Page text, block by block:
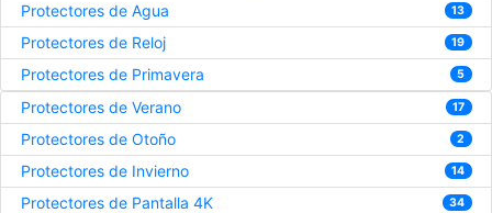
Protectores de Agua 13
Protectores de Reloj 19
Protectores de Primavera 5
Protectores de Verano 17
Protectores de Otoño 2
Protectores de Invierno 14
Protectores de Pantalla 4K 34